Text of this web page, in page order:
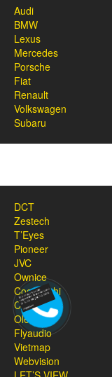
Audi
BMW
Lexus
Mercedes
Porsche
Fiat
Renault
Volkswagen
Subaru
DCT
Zestech
T’Eyes
Pioneer
JVC
Ownice
Cogamichi
Caska
Oled
Flyaudio
Vietmap
Webvision